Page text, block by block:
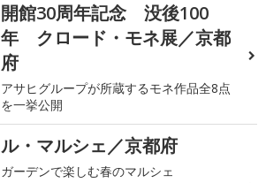
開館30周年記念 没後100
年 クロード・モネ展／京都
府
アサヒグループが所蔵するモネ作品全8点
を一挙公開
ル・マルシェ／京都府
ガーデンで楽しむ春のマルシェ